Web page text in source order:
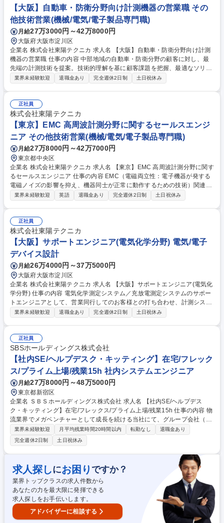
【大阪】自動車・防衛分野向け計測機器の営業職 その
他技術営業(機械/電気/電子製品専門職)
月給27万3000円～42万8000円
大阪府大阪市淀川区
企業名 株式会社東陽テクニカ 求人名 【大阪】自動車・防衛分野向け計測
機器の営業職 仕事の内容 中部地域の自動車・防衛分野の顧客に対し、最
先端の計測技術を提案。技術的理解を基に顧客課題を把握、最適なソリュ
ーションを提供する営業活動をお任せします。メーカー担当としての販促
し、特定商材のデモや技術説明を実施していただきます。 また、本社の製
品担当と連携し、複数機器を組み合わせたシステム提案もお任せします。
市場分析や販促資料の作成にも携わっていただきます。 募集職種 【大
阪】自動車・防衛分野向け計測機器の営業職
業界未経験歓迎 退職金あり 完全週休2日制 土日祝休み
正社員
株式会社東陽テクニカ
【東京】EMC 高周波計測分野に関するセールスエンジ
ニア その他技術営業(機械/電気/電子製品専門職)
月給27万8000円～42万7000円
東京都中央区
企業名 株式会社東陽テクニカ 求人名 【東京】EMC 高周波計測分野に関す
るセールスエンジニア 仕事の内容 EMC（電磁両立性：電子機器が発する
電磁ノイズの影響を抑え、機器同士が正常に動作するための技術）関連製
品の提案営業として、担当エリアの市場開拓および顧客対応を担っていた
献します。 【取扱製品例】 ・EMC自動測定システム https://www.toyo.co.
jp/emc/products/list/contents_type=150 ・EMIテストレシーバ https://ww
w.toyo.co.jp/emc/products/list/contents_type=152 募集職種 【東京】EMC
高周波計測分野に関するセールスエンジニア
業界未経験歓迎 英語 退職金あり 完全週休2日制 土日祝休み
正社員
株式会社東陽テクニカ
【大阪】サポートエンジニア(電気化学分野) 電気/電子
デバイス設計
月給26万4000円～37万5000円
大阪府大阪市淀川区
企業名 株式会社東陽テクニカ 求人名 【大阪】サポートエンジニア(電気化
学分野) 仕事の内容 電気化学測定システム／充放電測定システムのサポー
トエンジニアとして、営業同行してのお客様との打ち合わせ、計測システ
ムの検討および設計～アフターサポートまで、一貫してご担当頂きます。
ンを構築し、提供。【製品サポート】不具合発生時の原因調査、製品機能
調査、法令確認、取扱説明書の作成など。海外メーカーとコミュニケーシ
ョンを要する業務や、アプリケーションエンジニアとしてお客様が測定し
た結果に対してのコンサルティング業務などもございます。 募集職種
【大阪】サポートエンジニア(電気化学分野)
業界未経験歓迎 退職金あり 完全週休2日制 土日祝休み
正社員
SBSホールディングス株式会社
【社内SE/ヘルプデスク・キッティング】在宅/フレック
ス/プライム上場/残業15h 社内システムエンジニア
月給27万8000円～48万5000円
東京都新宿区
企業名 ＳＢＳホールディングス株式会社 求人名 【社内SE/ヘルプデス
ク・キッティング】在宅/フレックス/プライム上場/残業15h 仕事の内容 物
流業界でメガベンチャーとして成長を続ける当社にて、グループ会社（1
社）のITインフラのサポート業務をお任せいたします。積極的なM&Aを活
用し事業拡大を図っており、売り上げ拡大中です。 【具体的な業務】 ■各
種ITツール導入における検証～展開～定着の推進（利用部門との円滑なコ
ミュニケーション対応） ■新拠点立ち上げ時のネットワーク企画、設計、
構築、IT支援対応 ■PC含むIT機器手配、資産管理 ■ITサポート対応（問い
合わせ一次対応／二次対応、相談、ソリューション提案） ※月に数回、拠
点への外出の可能性あり 募集職種 【社内SE/ヘルプデスク・キッティン
グ】在宅/フレックス/プライム上場/残業15h
業界未経験歓迎 月平均残業時間20時間以内 転勤なし
退職金あり
完全週休2日制
土日祝休み
求人探しにお困り ですか？
業界トップクラスの求人件数から
あなたの力を最大限に発揮できる
求人探しをお手伝いします。
アドバイザーに相談する